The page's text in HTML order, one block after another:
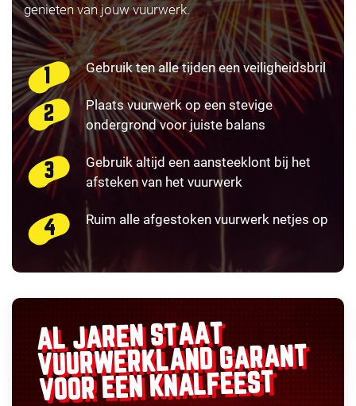
genieten van jouw vuurwerk.
Gebruik ten alle tijden een veiligheidsbril
Plaats vuurwerk op een stevige
ondergrond voor juiste balans
Gebruik altijd een aansteeklont bij het
afsteken van het vuurwerk
Ruim alle afgestoken vuurwerk netjes op
AL JAREN STAAT
VUURWERKLANDGARANT
VOOR EEN KNALFEEST